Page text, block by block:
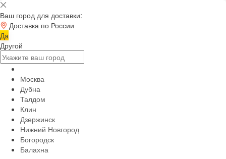
Ваш город для доставки:
Доставка по России
Да
Другой
Москва
Дубна
Талдом
Клин
Дзержинск
Нижний Новгород
Богородск
Балахна